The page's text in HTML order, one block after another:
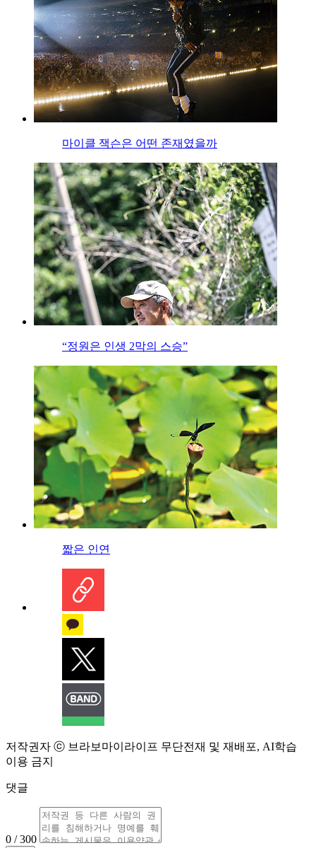
마이클 잭슨은 어떤 존재였을까
“정원은 인생 2막의 스승”
짧은 인연
저작권자 ⓒ 브라보마이라이프 무단전재 및 재배포, AI학습
이용 금지
댓글
0 / 300